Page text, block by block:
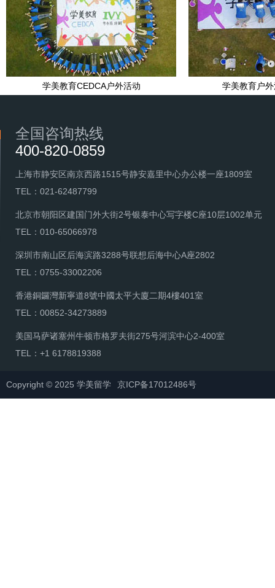
学美教育CEDCA户外活动 学美教育户
全国咨询热线
400-820-0859
上海市静安区南京西路1515号静安嘉里中心办公楼一座1809室
TEL：021-62487799
北京市朝阳区建国门外大街2号银泰中心写字楼C座10层1002单元
TEL：010-65066978
深圳市南山区后海滨路3288号联想后海中心A座2802
TEL：0755-33002206
香港銅鑼灣新寧道8號中國太平大廈二期4樓401室
TEL：00852-34273889
美国马萨诸塞州牛顿市格罗夫街275号河滨中心2-400室
TEL：+1 6178819388
Copyright © 2025 学美留学 京ICP备17012486号